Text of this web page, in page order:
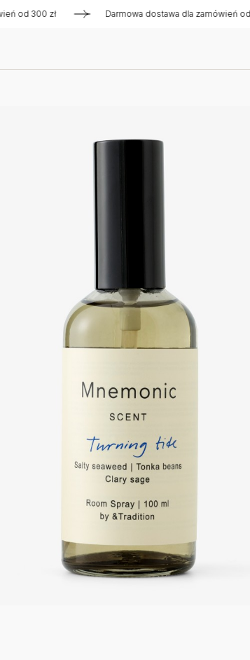
300 zł Darmowa dostawa dla zamówień od